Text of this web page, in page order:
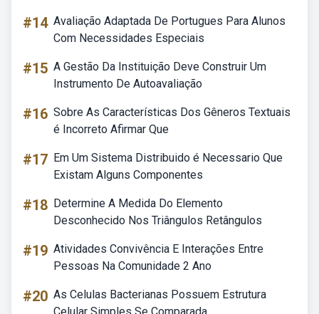
#14 Avaliação Adaptada De Portugues Para Alunos
Com Necessidades Especiais
#15 A Gestão Da Instituição Deve Construir Um
Instrumento De Autoavaliação
#16 Sobre As Características Dos Gêneros Textuais
é Incorreto Afirmar Que
#17 Em Um Sistema Distribuido é Necessario Que
Existam Alguns Componentes
#18 Determine A Medida Do Elemento
Desconhecido Nos Triângulos Retângulos
#19 Atividades Convivência E Interações Entre
Pessoas Na Comunidade 2 Ano
#20 As Celulas Bacterianas Possuem Estrutura